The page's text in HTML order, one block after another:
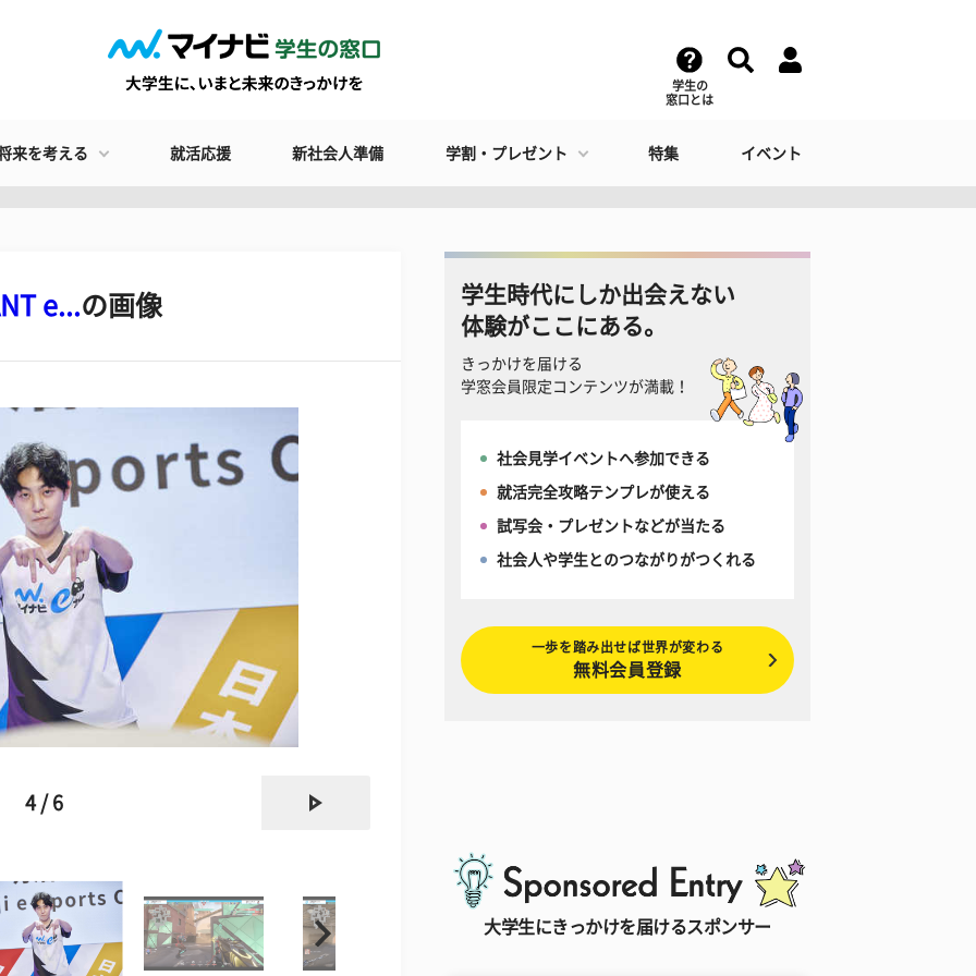
学生の
窓口とは
来を考える 就活応援 新社会人準備 学割・プレゼント 特集 イベント
e...の画像
4 / 6
学生時代にしか出会えない
体験がここにある。
きっかけを届ける
学窓会員限定コンテンツが満載！
社会見学イベントへ参加できる
就活完全攻略テンプレが使える
試写会・プレゼントなどが当たる
社会人や学生とのつながりがつくれる
一歩を踏み出せば世界が変わる
無料会員登録
大学生にきっかけを届けるスポンサー